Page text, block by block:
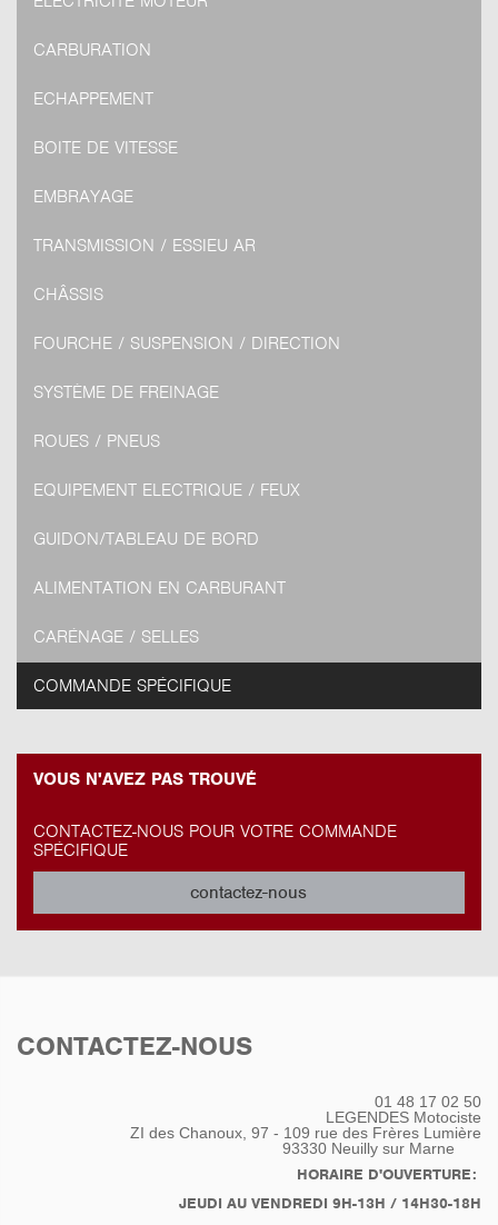
CARBURATION
ECHAPPEMENT
BOITE DE VITESSE
EMBRAYAGE
TRANSMISSION / ESSIEU AR
CHÂSSIS
FOURCHE / SUSPENSION / DIRECTION
SYSTÈME DE FREINAGE
ROUES / PNEUS
EQUIPEMENT ELECTRIQUE / FEUX
GUIDON/TABLEAU DE BORD
ALIMENTATION EN CARBURANT
CARÉNAGE / SELLES
COMMANDE SPÉCIFIQUE
VOUS N'AVEZ PAS TROUVÉ
CONTACTEZ-NOUS POUR VOTRE COMMANDE
SPÉCIFIQUE
contactez-nous
CONTACTEZ-NOUS
01 48 17 02 50
LEGENDES Motociste
ZI des Chanoux, 97 - 109 rue des Frères Lumière
93330 Neuilly sur Marne
HORAIRE D'OUVERTURE:
JEUDI AU VENDREDI 9H-13H / 14H30-18H